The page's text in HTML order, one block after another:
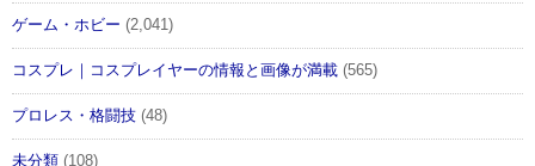
ゲーム・ホビー (2,041)
コスプレ｜コスプレイヤーの情報と画像が満載 (565)
プロレス・格闘技 (48)
未分類 (108)